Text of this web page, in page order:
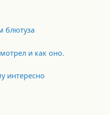
блютуза
и как оно.
интересно